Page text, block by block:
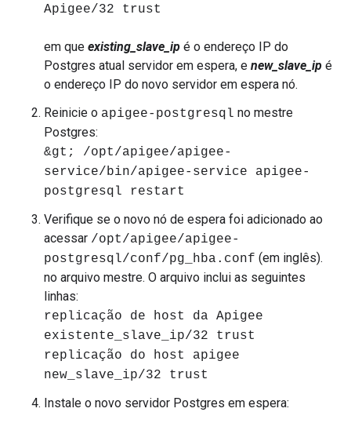
Apigee/32 trust
em que existing_slave_ip é o endereço IP do
Postgres atual servidor em espera, e new_slave_ip é
o endereço IP do novo servidor em espera nó.
Reinicie o apigee-postgresql no mestre
Postgres:
&gt; /opt/apigee/apigee-
service/bin/apigee-service apigee-
postgresql restart
Verifique se o novo nó de espera foi adicionado ao
acessar /opt/apigee/apigee-
postgresql/conf/pg_hba.conf (em inglês).
no arquivo mestre. O arquivo inclui as seguintes
linhas:
replicação de host da Apigee
existente_slave_ip/32 trust
replicação do host apigee
new_slave_ip/32 trust
Instale o novo servidor Postgres em espera: